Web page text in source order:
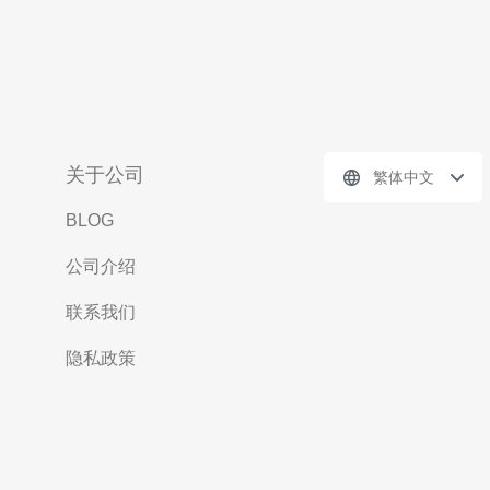
关于公司
BLOG
公司介绍
联系我们
隐私政策
繁体中文